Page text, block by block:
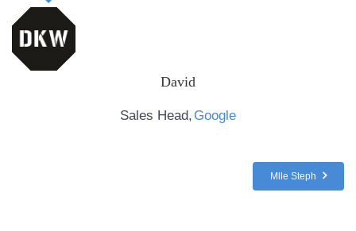
David
Sales Head Google
Mlle Steph